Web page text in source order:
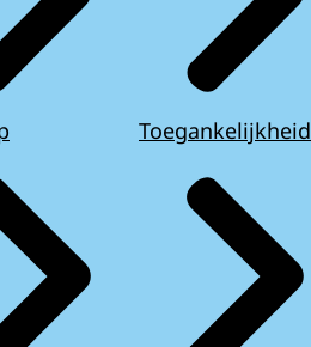
Toegankelijkheid